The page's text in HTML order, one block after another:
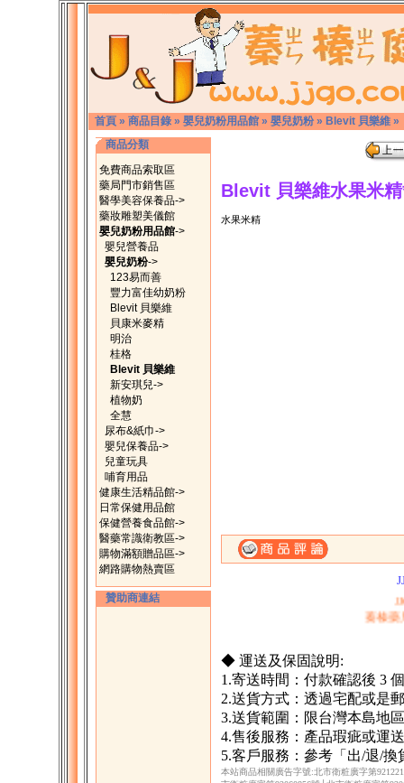
首頁 » 商品目錄 » 嬰兒奶粉用品館 » 嬰兒奶粉» Blevit 貝樂維 »
商品分類
免費商品索取區
藥局門市銷售區
醫學美容保養品->
藥妝雕塑美儀館
嬰兒奶粉用品館->
嬰兒營養品
嬰兒奶粉->
123易而善
豐力富佳幼奶粉
Blevit 貝樂維
貝康米麥精
明治
桂格
Blevit 貝樂維
新安琪兒->
植物奶
全慧
尿布&紙巾->
嬰兒保養品->
兒童玩具
哺育用品
健康生活精品館->
日常保健用品館
保健營養食品館->
醫藥常識衛教區->
購物滿額贈品區->
網路購物熱賣區
贊助商連結
Blevit 貝樂維水果米
水果米精
一、購滿1500元
二、購物滿2000
蓁榛藥
◆ 運送及保固說明:
1.寄送時間：付款確認後 3
2.送貨方式：透過宅配或是
3.送貨範圍：限台灣本島地
4.售後服務：產品瑕疵或運
5.客戶服務：參考「出/退/
本站商品相關廣告字號:北市衛粧廣字第